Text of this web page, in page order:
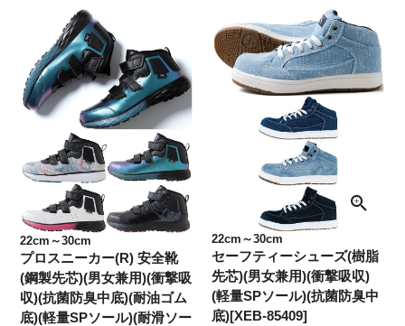
22cm～30cm
プロスニーカー(R) 安全靴
(鋼製先芯)(男女兼用)(衝撃吸
収)(抗菌防臭中底)(耐油ゴム
底)(軽量SPソール)(耐滑ソー
22cm～30cm
セーフティーシューズ(樹脂
先芯)(男女兼用)(衝撃吸収)
(軽量SPソール)(抗菌防臭中
底)[XEB-85409]